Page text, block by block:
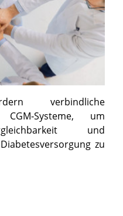
verbindliche
um
und
zu